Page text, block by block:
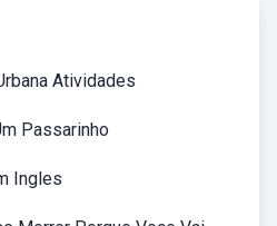
Atividades
Passarinho
Ingles